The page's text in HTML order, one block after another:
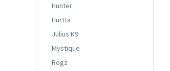
Hunter
Hurtta
Julius K9
Mystique
Rogz